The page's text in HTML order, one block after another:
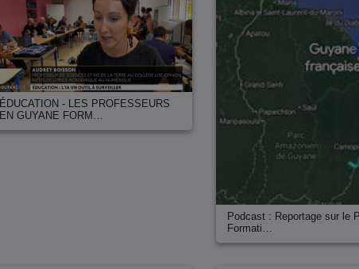
ÉDUCATION - LES PROFESSEURS
EN GUYANE FORM…
Podcast : Reportage sur le
Formati…